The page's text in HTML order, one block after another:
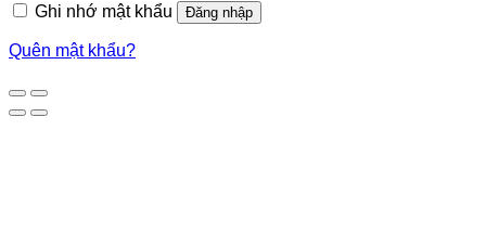
Ghi nhớ mật khẩu Đăng nhập
Quên mật khẩu?